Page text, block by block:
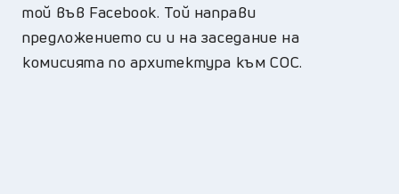
той във Facebook. Той направи
предложението си и на заседание на
комисията по архитектура към СОС.